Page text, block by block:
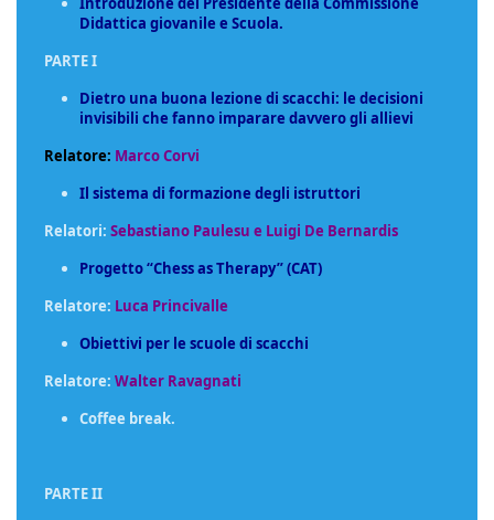
Didattica giovanile e Scuola.
PARTE I
Dietro una buona lezione di scacchi: le decisioni
invisibili che fanno imparare davvero gli allievi
Relatore: Marco Corvi
Il sistema di formazione degli istruttori
Relatori: Sebastiano Paulesu e Luigi De Bernardis
Progetto “Chess as Therapy” (CAT)
Relatore: Luca Princivalle
Obiettivi per le scuole di scacchi
Relatore: Walter Ravagnati
Coffee break.
PARTE II